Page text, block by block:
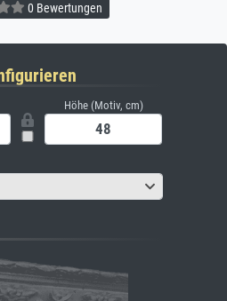
0 Bewertungen
Höhe (Motiv, cm)